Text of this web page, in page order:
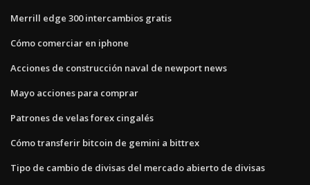
Merrill edge 300 intercambios gratis
Cómo comerciar en iphone
Acciones de construcción naval de newport news
Mayo acciones para comprar
Patrones de velas forex cingalés
Cómo transferir bitcoin de gemini a bittrex
Tipo de cambio de divisas del mercado abierto de divisas